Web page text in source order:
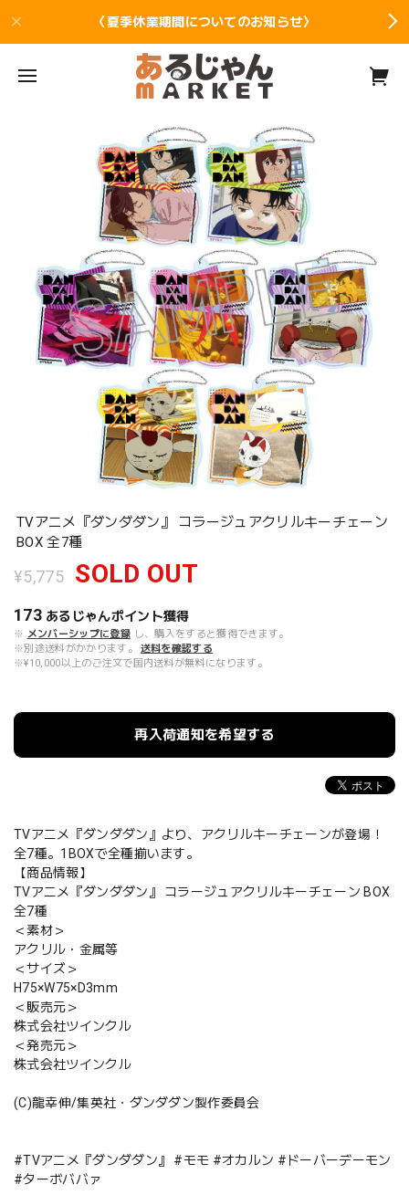
〈夏季休業期間についてのお知らせ〉
TVアニメ『ダンダダン』 コラージュアクリルキーチェーン
BOX 全7種
¥5,775 SOLD OUT
173 あるじゃんポイント獲得
※ メンバーシップに登録 し、購入をすると獲得できます。
※別途送料がかかります。
送料を確認する
※¥10,000以上のご注文で国内送料が無料になります。
再入荷通知を希望する
TVアニメ『ダンダダン』より、アクリルキーチェーンが登場！
全7種。1BOXで全種揃います。
【商品情報】
TVアニメ『ダンダダン』 コラージュアクリルキーチェーン BOX
全7種
＜素材＞
アクリル・金属等
＜サイズ＞
H75×W75×D3mm
＜販売元＞
株式会社ツインクル
＜発売元＞
株式会社ツインクル
(C)龍幸伸/集英社・ダンダダン製作委員会
#TVアニメ『ダンダダン』 #モモ #オカルン #ドーバーデーモン
#ターボババァ